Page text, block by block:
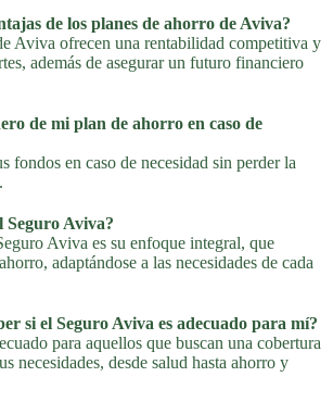
de los planes de ahorro de Aviva?
Aviva ofrecen una rentabilidad competitiva y
además de asegurar un futuro financiero
de mi plan de ahorro en caso de
fondos en caso de necesidad sin perder la
Seguro Aviva?
Aviva es su enfoque integral, que
adaptándose a las necesidades de cada
si el Seguro Aviva es adecuado para mí?
para aquellos que buscan una cobertura
necesidades, desde salud hasta ahorro y